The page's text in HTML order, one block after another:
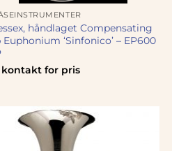
håndlaget Compensating
Euphonium ‘Sinfonico’ – EP600
kontakt for pris